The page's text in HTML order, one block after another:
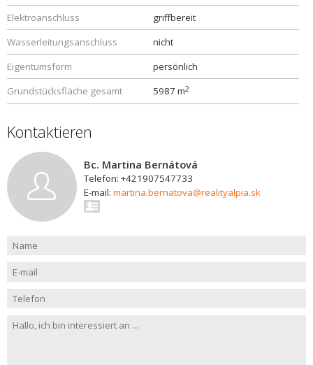
Elektroanschluss
griffbereit
Wasserleitungsanschluss
nicht
Eigentumsform
persönlich
Grundstücksfläche gesamt
5987 m2
Kontaktieren
Bc. Martina Bernátová
Telefon: +421907547733
E-mail: martina.bernatova@realityalpia.sk